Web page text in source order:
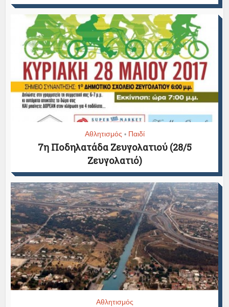
Αθλητισμός • Παιδί
7η Ποδηλατάδα Ζευγολατιού (28/5
Ζευγολατιό)
Αθλητισμός